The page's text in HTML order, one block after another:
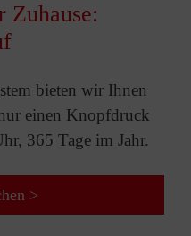
bieten wir Ihnen
einen Knopfdruck
365 Tage im Jahr.
>